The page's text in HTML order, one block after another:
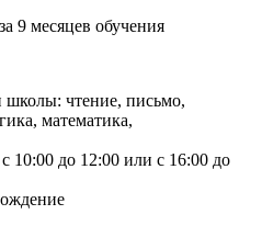
9 месяцев обучения
школы: чтение, письмо,
математика,
10:00 до 12:00 или с 16:00 до